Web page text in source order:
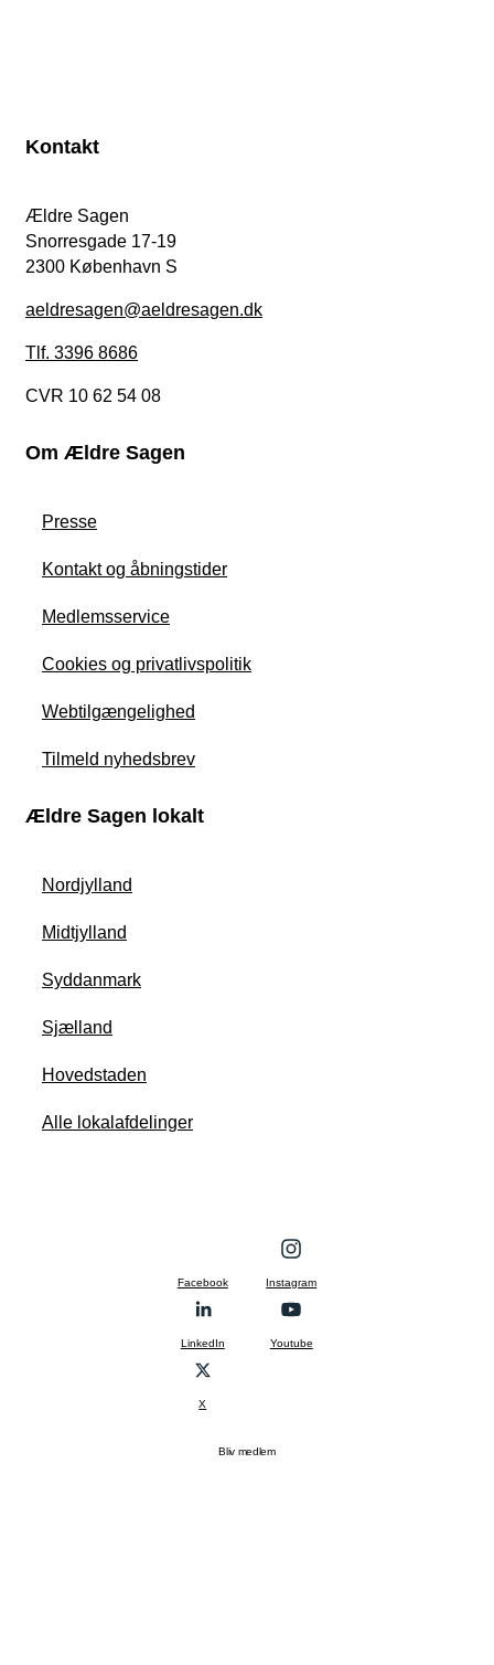
Kontakt
Ældre Sagen
Snorresgade 17-19
2300 København S
aeldresagen@aeldresagen.dk
Tlf. 3396 8686
CVR 10 62 54 08
Om Ældre Sagen
Presse
Kontakt og åbningstider
Medlemsservice
Cookies og privatlivspolitik
Webtilgængelighed
Tilmeld nyhedsbrev
Ældre Sagen lokalt
Nordjylland
Midtjylland
Syddanmark
Sjælland
Hovedstaden
Alle lokalafdelinger
Facebook Instagram
LinkedIn Youtube
X
Bliv medlem